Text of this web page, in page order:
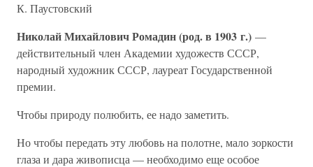
К. Паустовский
Николай Михайлович Ромадин (род. в 1903 г.) —
действительный член Академии художеств СССР,
народный художник СССР, лауреат Государственной
премии.
Чтобы природу полюбить, ее надо заметить.
Но чтобы передать эту любовь на полотне, мало зоркости
глаза и дара живописца — необходимо еще особое